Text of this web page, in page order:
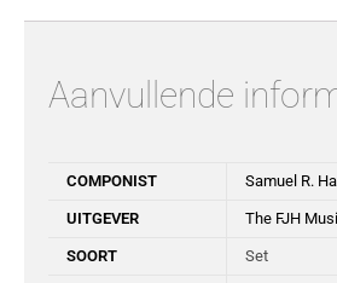
Aanvullende
COMPONIST Samuel R.
UITGEVER The FJH
SOORT Set